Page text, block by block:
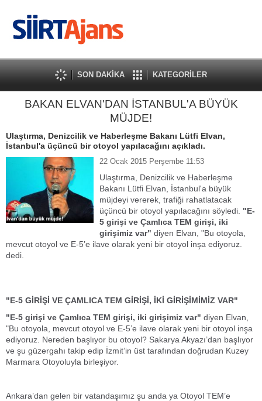
SON DAKİKA KATEGORİLER
BAKAN ELVAN'DAN İSTANBUL'A BÜYÜK
MÜJDE!
Ulaştırma, Denizcilik ve Haberleşme Bakanı Lütfi Elvan,
İstanbul'a üçüncü bir otoyol yapılacağını açıkladı.
22 Ocak 2015 Perşembe 11:53
Ulaştırma, Denizcilik ve Haberleşme
Bakanı Lütfi Elvan, İstanbul'a büyük
müjdeyi vererek, trafiği rahatlatacak
üçüncü bir otoyol yapılacağını söyledi. "E-
5 girişi ve Çamlıca TEM girişi, iki
girişimiz var" diyen Elvan, "Bu otoyola,
mevcut otoyol ve E-5’e ilave olarak yeni bir otoyol inşa ediyoruz.
dedi.
"E-5 GİRİŞİ VE ÇAMLICA TEM GİRİŞİ, İKİ GİRİŞİMİMİZ VAR"
"E-5 girişi ve Çamlıca TEM girişi, iki girişimiz var" diyen Elvan,
"Bu otoyola, mevcut otoyol ve E-5’e ilave olarak yeni bir otoyol inşa
ediyoruz. Nereden başlıyor bu otoyol? Sakarya Akyazı’dan başlıyor
ve şu güzergahı takip edip İzmit’in üst tarafından doğrudan Kuzey
Marmara Otoyoluyla birleşiyor.
Ankara’dan gelen bir vatandaşımız şu anda ya Otoyol TEM’e